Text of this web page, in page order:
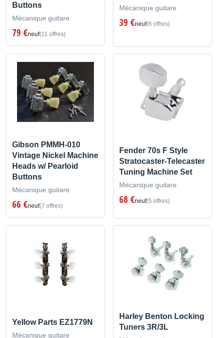
Buttons
Mécanique guitare
79 €neuf(11 offres)
Mécanique guitare
39 €neuf(6 offres)
Gibson PMMH-010
Vintage Nickel Machine
Heads w/ Pearloid
Buttons
Mécanique guitare
66 €neuf(7 offres)
Fender 70s F Style
Stratocaster-Telecaster
Tuning Machine Set
Mécanique guitare
68 €neuf(5 offres)
Yellow Parts EZ1779N
Mécanique guitare
Harley Benton Locking
Tuners 3R/3L